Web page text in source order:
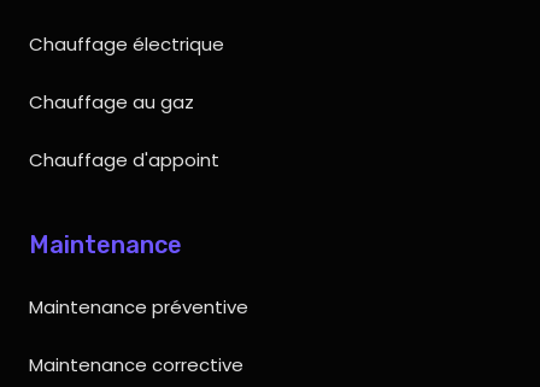
Chauffage électrique
Chauffage au gaz
Chauffage d'appoint
Maintenance
Maintenance préventive
Maintenance corrective